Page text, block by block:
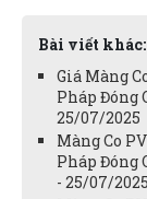
Bài viết khác:
Giá Màng
Pháp Đóng
25/07/2025
Màng Co
Pháp Đóng
- 25/07/2025